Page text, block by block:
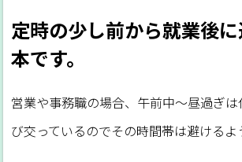
定時の少し前から就業後
本です。
営業や事務職の場合、午前中～昼過ぎ
び交っているのでその時間帯は避けるよ